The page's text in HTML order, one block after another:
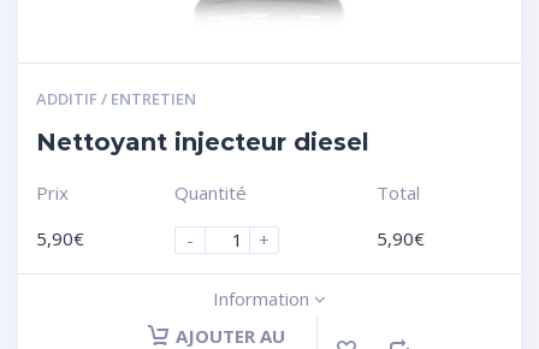
ADDITIF / ENTRETIEN
Nettoyant injecteur diesel
Prix
5,90€
Quantité
-
+
Total
5,90€
Information
AJOUTER AU